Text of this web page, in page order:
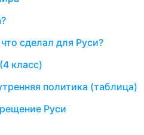
сделал для Руси?
класс)
политика (таблица)
Руси